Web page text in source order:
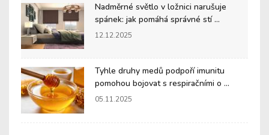
Nadměrné světlo v ložnici narušuje
spánek: jak pomáhá správné stí ...
12.12.2025
Tyhle druhy medů podpoří imunitu
pomohou bojovat s respiračními o ...
05.11.2025